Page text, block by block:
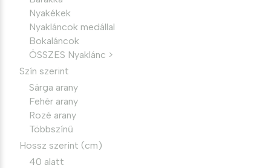
Nyakékek
Nyakláncok medállal
Bokaláncok
ÖSSZES Nyaklánc >
Szín szerint
Sárga arany
Fehér arany
Rozé arany
Többszínű
Hossz szerint (cm)
40 alatt